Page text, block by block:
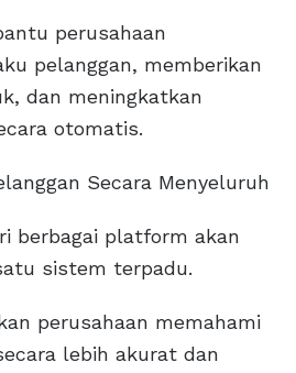
perusahaan
pelanggan, memberikan
dan meningkatkan
otomatis.
Secara Menyeluruh
berbagai platform akan
sistem terpadu.
perusahaan memahami
lebih akurat dan